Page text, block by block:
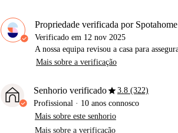
Propriedade verificada por Spotahome
Verificado em 12 nov 2025
A nossa equipa revisou a casa para
Mais sobre a verificação
Senhorio verificadostar3.8 (322)
Profissional · 10 anos connosco
Mais sobre este senhorio
Mais sobre a verificação